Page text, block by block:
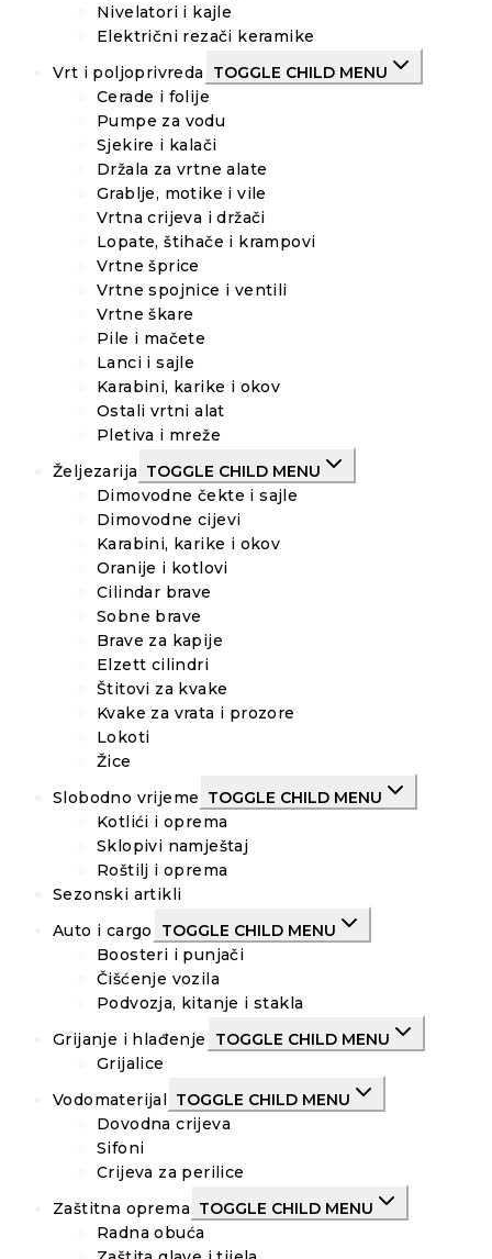
Nivelatori i kajle
Električni rezači keramike
Vrt i poljoprivreda
TOGGLE CHILD MENU
Cerade i folije
Pumpe za vodu
Sjekire i kalači
Držala za vrtne alate
Grablje, motike i vile
Vrtna crijeva i držači
Lopate, štihače i krampovi
Vrtne šprice
Vrtne spojnice i ventili
Vrtne škare
Pile i mačete
Lanci i sajle
Karabini, karike i okov
Ostali vrtni alat
Pletiva i mreže
Željezarija TOGGLE CHILD MENU
Dimovodne čekte i sajle
Dimovodne cijevi
Karabini, karike i okov
Oranije i kotlovi
Cilindar brave
Sobne brave
Brave za kapije
Elzett cilindri
Štitovi za kvake
Kvake za vrata i prozore
Lokoti
Žice
Slobodno vrijeme TOGGLE CHILD MENU
Kotlići i oprema
Sklopivi namještaj
Roštilj i oprema
Sezonski artikli
Auto i cargo
TOGGLE CHILD MENU
Boosteri i punjači
Čišćenje vozila
Podvozja, kitanje i stakla
Grijanje i hlađenje
TOGGLE CHILD MENU
Grijalice
Vodomaterijal
TOGGLE CHILD MENU
Dovodna crijeva
Sifoni
Crijeva za perilice
Zaštitna oprema TOGGLE CHILD MENU
Radna obuća